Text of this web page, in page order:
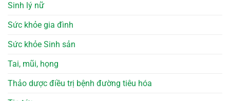
Sinh lý nữ
Sức khỏe gia đình
Sức khỏe Sinh sản
Tai, mũi, họng
Thảo dược điều trị bệnh đường tiêu hóa